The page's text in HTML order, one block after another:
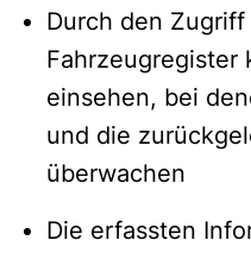
Durch den Zugriff
Fahrzeugregister
einsehen, bei
und die
überwachen
Die erfassten